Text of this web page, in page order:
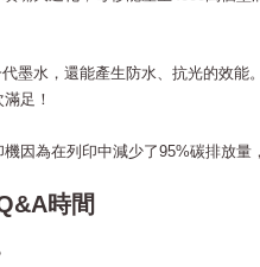
墨水，還能產生防水、抗光的效
足！
因為在列印中減少了95%碳排放量
時間